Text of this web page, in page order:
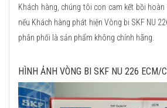
Khách hàng, chúng tôi con cam kết bồi
nếu Khách hàng phát hiện Vòng bi SKF NU
phân phối là sản phẩm không chính hãng.
HÌNH ẢNH VÒNG BI SKF NU 226 ECM/